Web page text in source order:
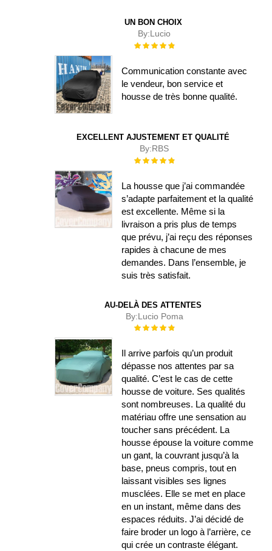
UN BON CHOIX
By:Lucio
Évaluation :
Communication constante avec
le vendeur, bon service et
housse de très bonne qualité.
EXCELLENT AJUSTEMENT ET QUALITÉ
By:RBS
Évaluation :
La housse que j’ai commandée
s’adapte parfaitement et la qualité
est excellente. Même si la
livraison a pris plus de temps
que prévu, j’ai reçu des réponses
rapides à chacune de mes
demandes. Dans l’ensemble, je
suis très satisfait.
AU-DELÀ DES ATTENTES
By:Lucio Poma
Évaluation :
Il arrive parfois qu’un produit
dépasse nos attentes par sa
qualité. C’est le cas de cette
housse de voiture. Ses qualités
sont nombreuses. La qualité du
matériau offre une sensation au
toucher sans précédent. La
housse épouse la voiture comme
un gant, la couvrant jusqu’à la
base, pneus compris, tout en
laissant visibles ses lignes
musclées. Elle se met en place
en un instant, même dans des
espaces réduits. J’ai décidé de
faire broder un logo à l’arrière, ce
qui crée un contraste élégant.